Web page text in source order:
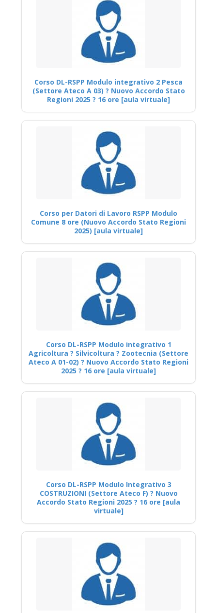
Corso DL-RSPP Modulo integrativo 2 Pesca
(Settore Ateco A 03) ? Nuovo Accordo Stato
Regioni 2025 ? 16 ore [aula virtuale]
Corso per Datori di Lavoro RSPP Modulo
Comune 8 ore (Nuovo Accordo Stato Regioni
2025) [aula virtuale]
Corso DL-RSPP Modulo integrativo 1
Agricoltura ? Silvicoltura ? Zootecnia (Settore
Ateco A 01-02) ? Nuovo Accordo Stato Regioni
2025 ? 16 ore [aula virtuale]
Corso DL-RSPP Modulo Integrativo 3
COSTRUZIONI (Settore Ateco F) ? Nuovo
Accordo Stato Regioni 2025 ? 16 ore [aula
virtuale]